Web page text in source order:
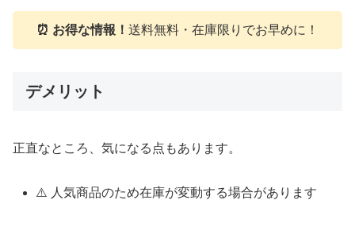
⏰ お得な情報！ 送料無料・在庫限りでお早めに！
デメリット
正直なところ、気になる点もあります。
⚠️ 人気商品のため在庫が変動する場合があります